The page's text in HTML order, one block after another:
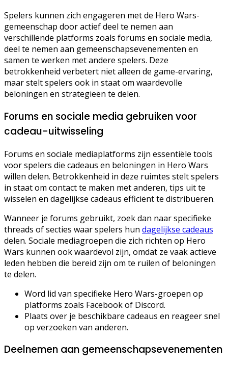
Spelers kunnen zich engageren met de Hero Wars-
gemeenschap door actief deel te nemen aan
verschillende platforms zoals forums en sociale media,
deel te nemen aan gemeenschapsevenementen en
samen te werken met andere spelers. Deze
betrokkenheid verbetert niet alleen de game-ervaring,
maar stelt spelers ook in staat om waardevolle
beloningen en strategieën te delen.
Forums en sociale media gebruiken voor
cadeau-uitwisseling
Forums en sociale mediaplatforms zijn essentiële tools
voor spelers die cadeaus en beloningen in Hero Wars
willen delen. Betrokkenheid in deze ruimtes stelt spelers
in staat om contact te maken met anderen, tips uit te
wisselen en dagelijkse cadeaus efficiënt te distribueren.
Wanneer je forums gebruikt, zoek dan naar specifieke
threads of secties waar spelers hun dagelijkse cadeaus
delen. Sociale mediagroepen die zich richten op Hero
Wars kunnen ook waardevol zijn, omdat ze vaak actieve
leden hebben die bereid zijn om te ruilen of beloningen
te delen.
Word lid van specifieke Hero Wars-groepen op
platforms zoals Facebook of Discord.
Plaats over je beschikbare cadeaus en reageer snel
op verzoeken van anderen.
Deelnemen aan gemeenschapsevenementen